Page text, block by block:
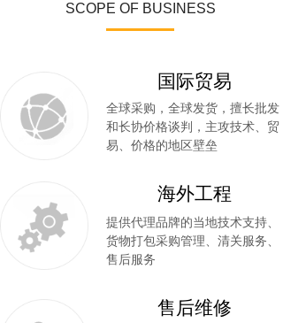
SCOPE OF BUSINESS
国际贸易
全球采购，全球发货，擅长批发
和长协价格谈判，主攻技术、贸
易、价格的地区壁垒
海外工程
提供代理品牌的当地技术支持、
货物打包采购管理、清关服务、
售后服务
售后维修